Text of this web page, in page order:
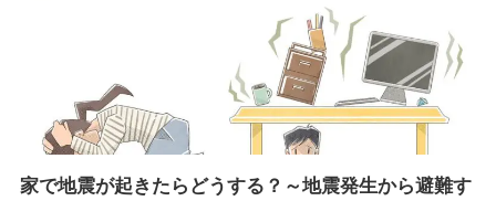
家で地震が起きたらどうする？～地震発生から避難す